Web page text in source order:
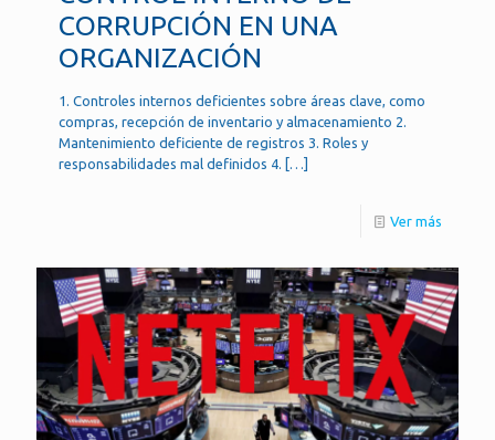
CORRUPCIÓN EN UNA
ORGANIZACIÓN
1. Controles internos deficientes sobre áreas clave, como
compras, recepción de inventario y almacenamiento 2.
Mantenimiento deficiente de registros 3. Roles y
responsabilidades mal definidos 4. […]
Ver más